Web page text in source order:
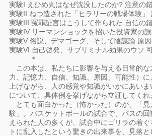
実験I えひめ丸はなぜ沈没したのか? 注意の
実験II ねつ造された「ヒラリーの戦場体験」
実験III 冤罪証言はこうして作られた 自信の
実験IV リーマンショックを招いた投資家の
実験V 俗説、デマゴーグ、そして陰謀論 原
実験VI 自己啓発、サブリミナル効果のウソ
＊
この本は、私たちに影響を与える日常的な
力、記憶力、自信、知識、原因、可能性）に
上げながら、人の感覚や知識がいかにあい
について、具体例を挙げながら立証してくれ
とても面白かった（怖かった）のが、「見
験」。バスケットボールの試合で、パスの
えられた人の多くが、試合中にゴリラの着
トに乱入したという驚きの出来事を、見落